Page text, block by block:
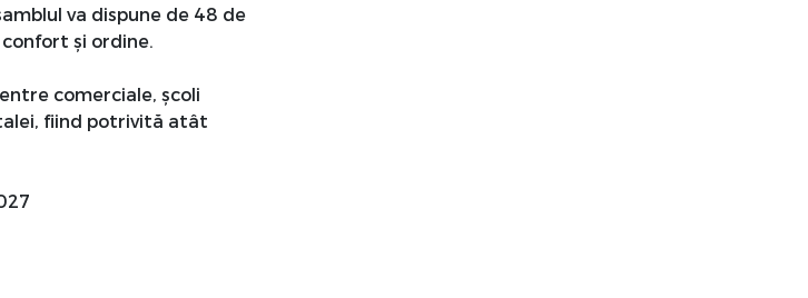
va dispune de 48 de
și ordine.
comerciale, școli
fiind potrivită atât